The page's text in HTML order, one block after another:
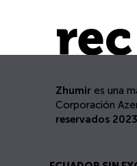
presentaciones
rec
eta
Zhumir es una
Corporación
reservados